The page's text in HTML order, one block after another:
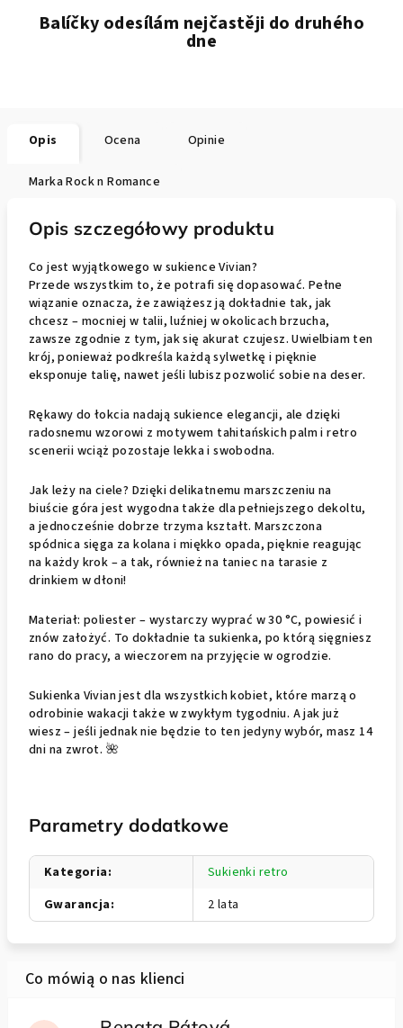
Balíčky odesílám nejčastěji do druhého
dne
Opis Ocena Opinie
MarkaRock n Romance
Opis szczegółowy produktu
Co jest wyjątkowego w sukience Vivian?
Przede wszystkim to, że potrafi się dopasować. Pełne
wiązanie oznacza, że zawiążesz ją dokładnie tak, jak
chcesz – mocniej w talii, luźniej w okolicach brzucha,
zawsze zgodnie z tym, jak się akurat czujesz. Uwielbiam ten
krój, ponieważ podkreśla każdą sylwetkę i pięknie
eksponuje talię, nawet jeśli lubisz pozwolić sobie na deser.
Rękawy do łokcia nadają sukience elegancji, ale dzięki
radosnemu wzorowi z motywem tahitańskich palm i retro
scenerii wciąż pozostaje lekka i swobodna.
Jak leży na ciele? Dzięki delikatnemu marszczeniu na
biuście góra jest wygodna także dla pełniejszego dekoltu,
a jednocześnie dobrze trzyma kształt. Marszczona
spódnica sięga za kolana i miękko opada, pięknie reagując
na każdy krok – a tak, również na taniec na tarasie z
drinkiem w dłoni!
Materiał: poliester – wystarczy wyprać w 30 °C, powiesić i
znów założyć. To dokładnie ta sukienka, po którą sięgniesz
rano do pracy, a wieczorem na przyjęcie w ogrodzie.
Sukienka Vivian jest dla wszystkich kobiet, które marzą o
odrobinie wakacji także w zwykłym tygodniu. A jak już
wiesz – jeśli jednak nie będzie to ten jedyny wybór, masz 14
dni na zwrot. 🌺
Parametry dodatkowe
Kategoria:
Sukienki retro
Gwarancja: 2 lata